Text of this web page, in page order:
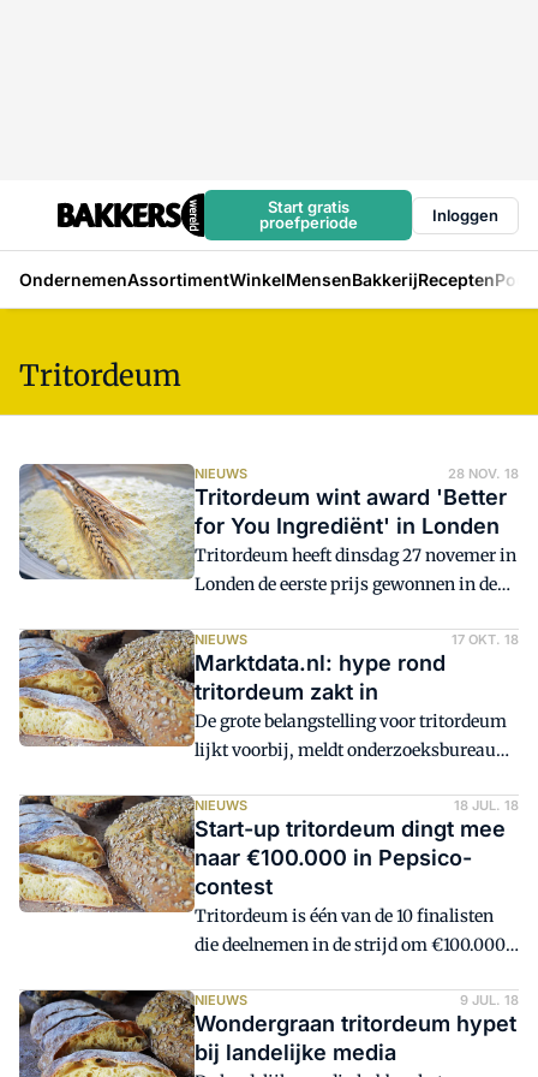
Start gratis
proefperiode
Inloggen
OndernemenAssortimentWinkelMensenBakkerijRecepten
Tritordeum
NIEUWS 28 NOV. 18
Tritordeum wint award 'Better
for You Ingrediënt' in Londen
Tritordeum heeft dinsdag 27 novemer in
Londen de eerste prijs gewonnen in de
of the Year'. Een vakjury heeft de nog
relatief nieuwe graansoort als beste
ingrediënt verkozen voor
voedselproducenten die 'better-for-you'-
producten willen ontwikkelen.
NIEUWS 17 OKT. 18
Marktdata.nl: hype rond
tritordeum zakt in
De grote belangstelling voor tritordeum
lijkt voorbij, meldt onderzoeksbureau
werd gespeculeerd over een nieuwe
hype, maar het onderzoeksbureau uit
Almelo ziet dat er in Google nauwelijks
nog wordt gezocht op 'tritordeum', in
tegenstelling tot 'speltbrood'.
NIEUWS 18 JUL. 18
Start-up tritordeum dingt mee
naar €100.000 in Pepsico-
contest
Tritordeum is één van de 10 finalisten
die deelnemen in de strijd om €100.000
Greenhouse-contest. Doel van deze
uitdaging is start-ups in de voeding uit
te dagen zich te ontwikkelen tot een
NIEUWS 9 JUL. 18
Wondergraan tritordeum hypet
bij landelijke media